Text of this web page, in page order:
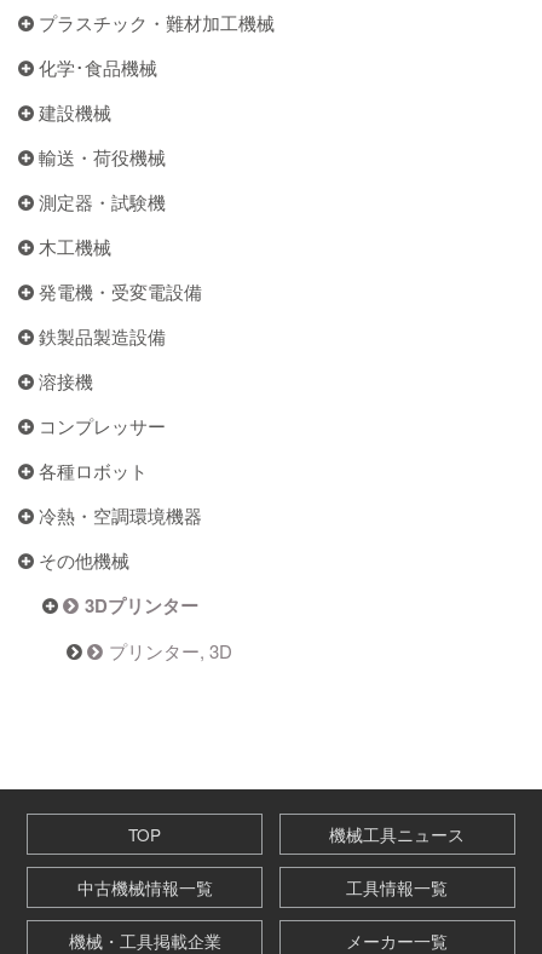
プラスチック・難材加工機械
化学･食品機械
建設機械
輸送・荷役機械
測定器・試験機
木工機械
発電機・受変電設備
鉄製品製造設備
溶接機
コンプレッサー
各種ロボット
冷熱・空調環境機器
その他機械
3Dプリンター
プリンター, 3D
TOP 機械工具ニュース
中古機械情報一覧 工具情報一覧
機械・工具掲載企業 メーカー一覧